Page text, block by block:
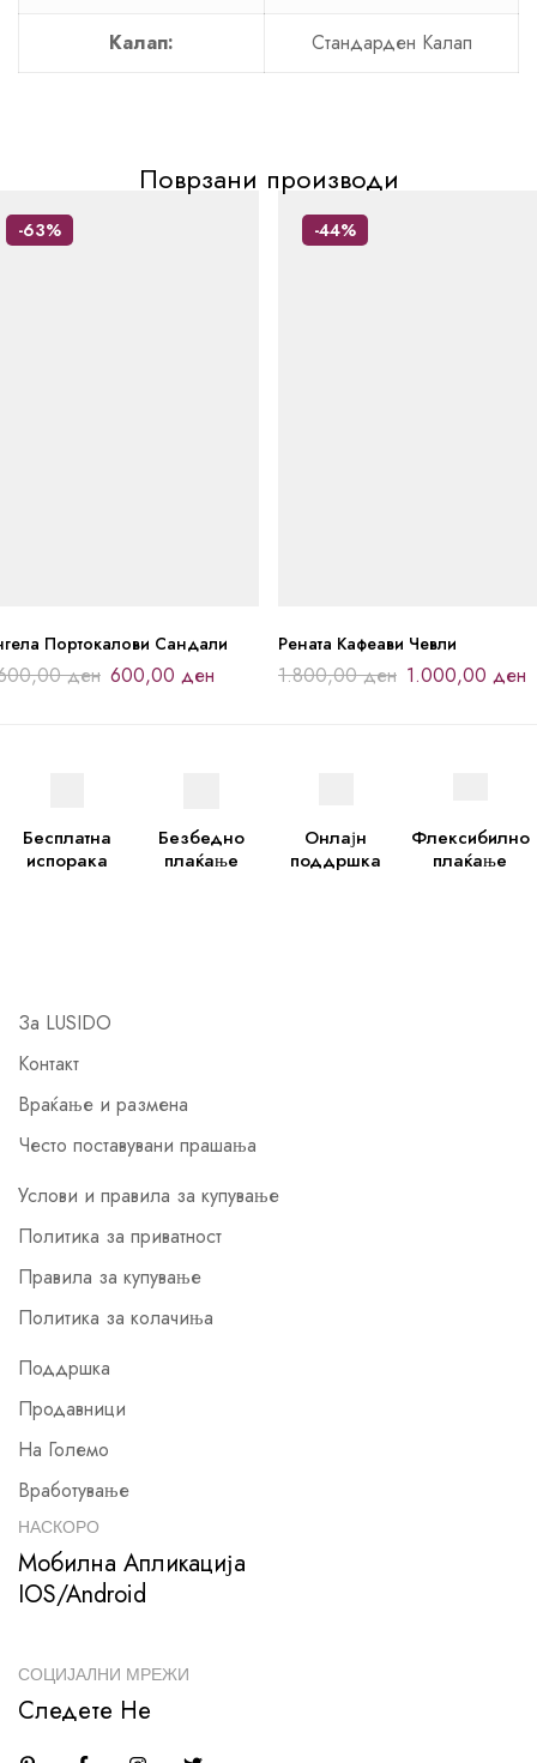
Калап: Стандарден Калап
Поврзани производи
-63%
Портокалови Сандали
ден 600,00 ден
-44%
Рената Кафеави Чевли
1.800,00ден 1.000,00 ден
Бесплатна
испорака
Безбедно
плаќање
Онлајн
поддршка
Флексибилно
плаќање
За LUSIDO
Контакт
Враќање и размена
Често поставувани прашања
Услови и правила за купување
Политика за приватност
Правила за купување
Политика за колачиња
Поддршка
Продавници
На Големо
Вработување
НАСКОРО
Мобилна Апликација
IOS/Android
СОЦИЈАЛНИ МРЕЖИ
Следете Не